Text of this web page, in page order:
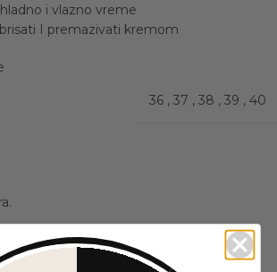
i vlazno vreme
I premazivati kremom
36 , 37 , 38 , 39 , 40
recenziju za „POLU.DUB CIZMA